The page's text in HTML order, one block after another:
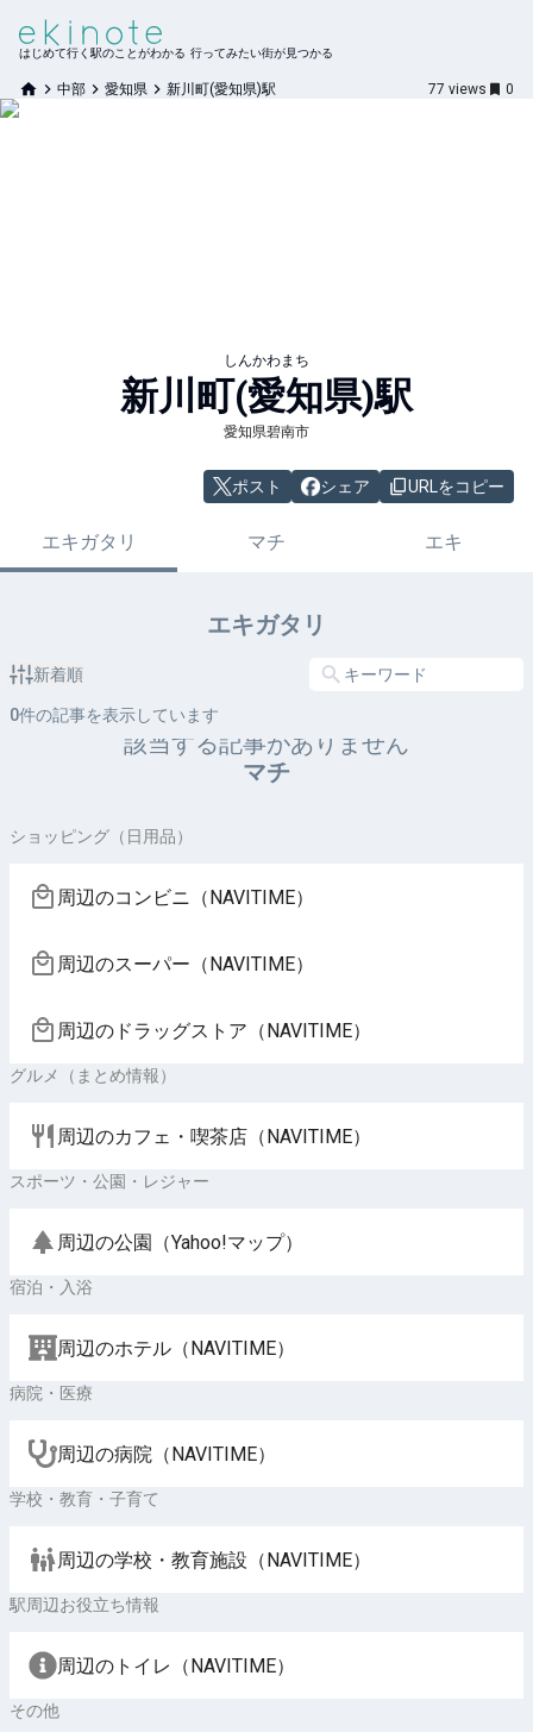
はじめて行く駅のことがわかる 行ってみたい街が見つかる
中部 愛知県 新川町(愛知県)駅 77 views 0
しんかわまち
新川町(愛知県)駅
愛知県碧南市
ポスト シェア URLをコピー
エキガタリ マチ エキ
エキガタリ
新着順
0件の記事を表示しています
該当する記事がありません
マチ
ショッピング（日用品）
周辺のコンビニ（NAVITIME）
周辺のスーパー（NAVITIME）
周辺のドラッグストア（NAVITIME）
グルメ（まとめ情報）
周辺のカフェ・喫茶店（NAVITIME）
スポーツ・公園・レジャー
周辺の公園（Yahoo!マップ）
宿泊・入浴
周辺のホテル（NAVITIME）
病院・医療
周辺の病院（NAVITIME）
学校・教育・子育て
周辺の学校・教育施設（NAVITIME）
駅周辺お役立ち情報
周辺のトイレ（NAVITIME）
その他